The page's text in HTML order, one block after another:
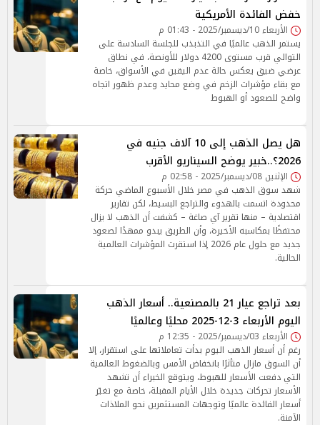
خفض الفائدة الأمريكية
الأربعاء 10/ديسمبر/2025 - 01:43 م
يستمر الذهب عالميًا في التذبذب للجلسة السادسة على
التوالي قرب مستوى 4200 دولار للأونصة، في نطاق
عرضي ضيق يعكس حالة عدم اليقين في الأسواق، خاصة
مع بقاء مؤشرات الزخم في وضع محايد وعدم ظهور اتجاه
واضح للصعود أو الهبوط
هل يصل الذهب إلى 10 آلاف جنيه في
2026؟..خبير يوضح السيناريو الأقرب
الإثنين 08/ديسمبر/2025 - 02:58 م
شهد سوق الذهب في مصر خلال الأسبوع الماضي حركة
محدودة اتسمت بالهدوء والتراجع البسيط، لكن تقارير
اقتصادية – منها تقرير آي صاغة – كشفت أن الذهب لا يزال
محتفظًا بمكاسبه الأخيرة، وأن الطريق يبدو ممهدًا لصعود
جديد مع حلول عام 2026 إذا استقرت المؤشرات العالمية
الحالية.
بعد تراجع عيار 21 بالمصنعية.. أسعار الذهب
اليوم الأربعاء 3-12-2025 محليًا وعالميًا
الأربعاء 03/ديسمبر/2025 - 12:35 م
رغم أن أسعار الذهب اليوم بدأت تعاملاتها على استقرار، إلا
أن السوق مازال متأثرًا بانخفاض الأمس وبالضغوط العالمية
التي دفعت الأسعار للهبوط، ويتوقع الخبراء أن تشهد
الأسعار تحركات جديدة خلال الأيام المقبلة، خاصة مع تغيّر
أسعار الفائدة عالميًا وتوجهات المستثمرين نحو الملاذات
الآمنة.